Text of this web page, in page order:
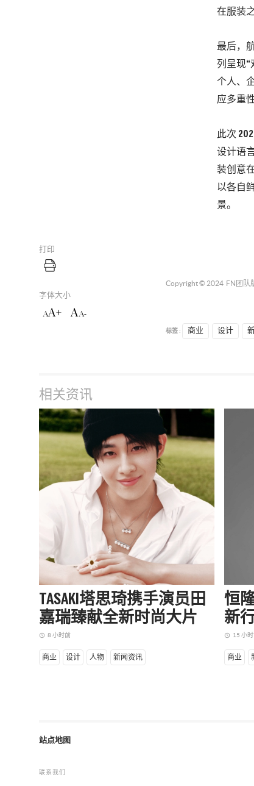
打印
字体大小
AA+ AA-
在服装
最后，
列呈现“
个人、
应多重
此次
设计语
装创意
以各自
景。
Copyright © 2024 FN团队
标签 : 商业 设计
相关资讯
TASAKI塔思琦携手演员田
嘉瑞臻献全新时尚大片
access_time 8 小时前
商业 设计 人物 新闻资讯
恒
新
access_time 15 小
商业
站点地图
联系我们